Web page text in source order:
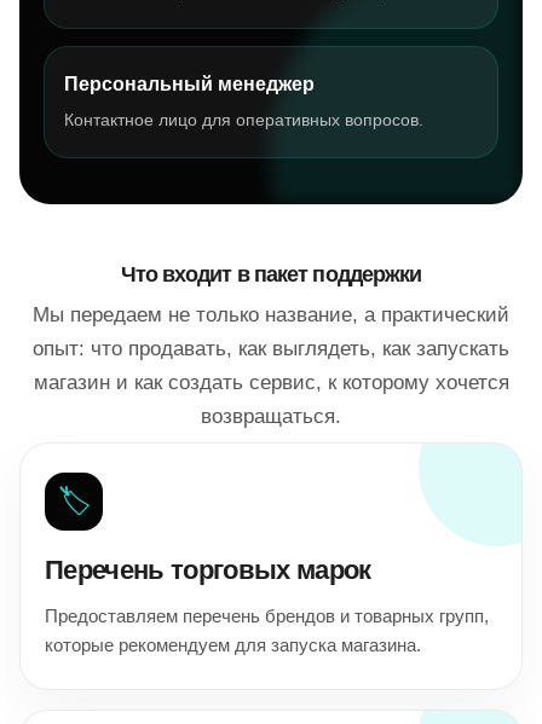
Персональный менеджер
Контактное лицо для оперативных вопросов.
Что входит в пакет поддержки
Мы передаем не только название, а практический
опыт: что продавать, как выглядеть, как запускать
магазин и как создать сервис, к которому хочется
возвращаться.
🏷
Перечень торговых марок
Предоставляем перечень брендов и товарных групп,
которые рекомендуем для запуска магазина.